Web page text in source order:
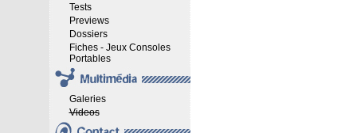
Tests
Previews
Dossiers
Fiches - Jeux Consoles
Portables
Galeries
Videos